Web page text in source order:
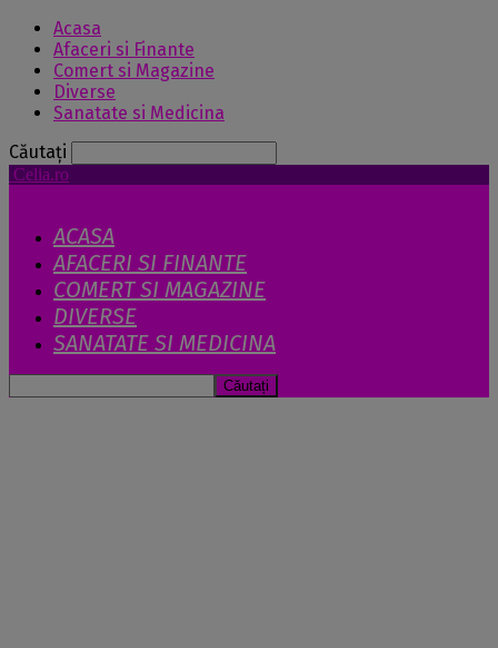
Acasa
Afaceri si Finante
Comert si Magazine
Diverse
Sanatate si Medicina
Căutați
Celia.ro
ACASA
AFACERI SI FINANTE
COMERT SI MAGAZINE
DIVERSE
SANATATE SI MEDICINA